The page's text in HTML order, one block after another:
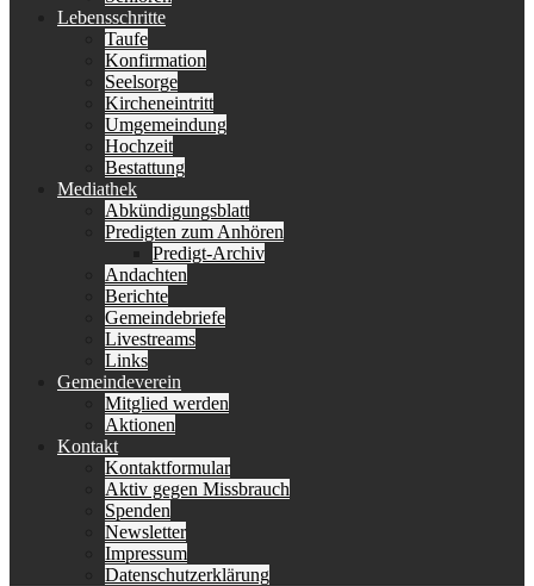
Lebensschritte
Taufe
Konfirmation
Seelsorge
Kircheneintritt
Umgemeindung
Hochzeit
Bestattung
Mediathek
Abkündigungsblatt
Predigten zum Anhören
Predigt-Archiv
Andachten
Berichte
Gemeindebriefe
Livestreams
Links
Gemeindeverein
Mitglied werden
Aktionen
Kontakt
Kontaktformular
Aktiv gegen Missbrauch
Spenden
Newsletter
Impressum
Datenschutzerklärung